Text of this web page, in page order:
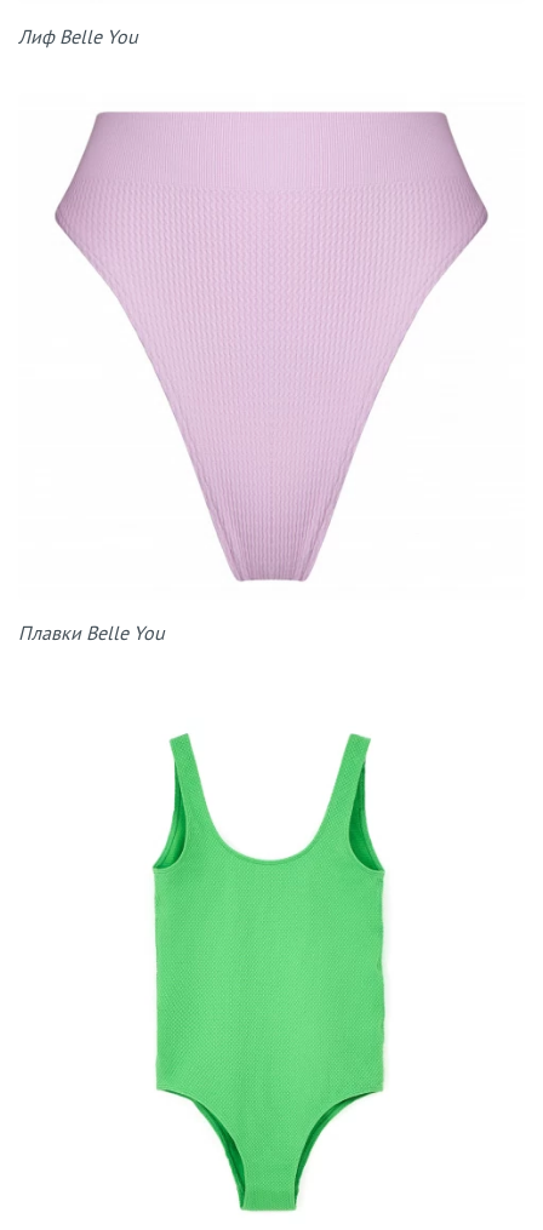
Лиф Belle You
Плавки Belle You